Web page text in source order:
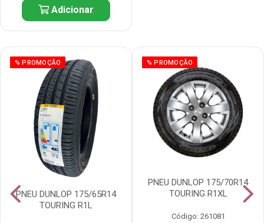
Adicionar
% PROMOÇÃO
PNEU DUNLOP 175/65R14
TOURING R1L
% PROMOÇÃO
PNEU DUNLOP 175/70R14
TOURING R1XL
Código: 261081